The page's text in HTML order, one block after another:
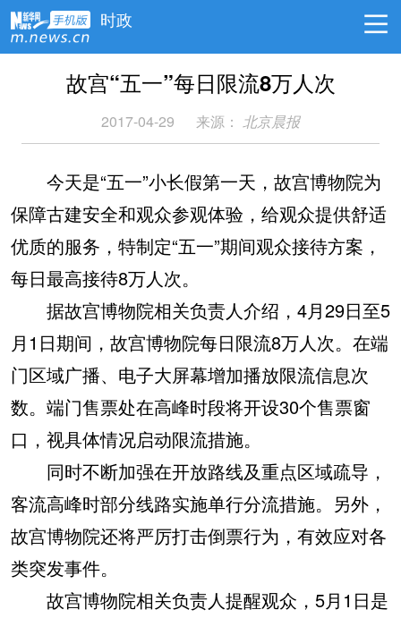
时政
故宫“五一”每日限流8万人次
2017-04-29 来源： 北京晨报
今天是“五一”小长假第一天，故宫博物院为
保障古建安全和观众参观体验，给观众提供舒适
优质的服务，特制定“五一”期间观众接待方案，
每日最高接待8万人次。
据故宫博物院相关负责人介绍，4月29日至5
月1日期间，故宫博物院每日限流8万人次。在端
门区域广播、电子大屏幕增加播放限流信息次
数。端门售票处在高峰时段将开设30个售票窗
口，视具体情况启动限流措施。
同时不断加强在开放路线及重点区域疏导，
客流高峰时部分线路实施单行分流措施。另外，
故宫博物院还将严厉打击倒票行为，有效应对各
类突发事件。
故宫博物院相关负责人提醒观众，5月1日是